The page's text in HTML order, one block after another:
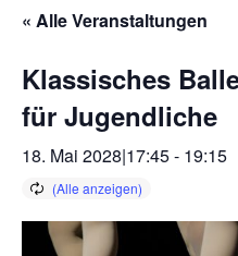
« Alle Veranstaltungen
Klassisches
für Jugendliche
18. Mai 2028|17:45- 19:15